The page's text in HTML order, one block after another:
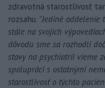
zdravotná starostlivosť
rozsahu. "Jediné oddelenie
stále na svojich
dôvodu sme sa rozhodli
stavy na psychiatrii vieme
spolupráci s ostatnými
starostlivosť o týchto